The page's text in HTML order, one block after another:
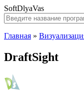
SoftDlyaVas
Главная »
DraftSight